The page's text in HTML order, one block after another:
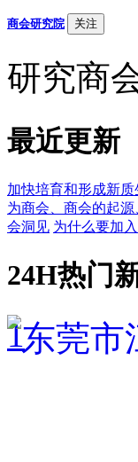
商会研究院 关注
研究商
最近更新
加快培育和形成新质
为商会、商会的起源
会洞见 为什么要加
24H热门
1